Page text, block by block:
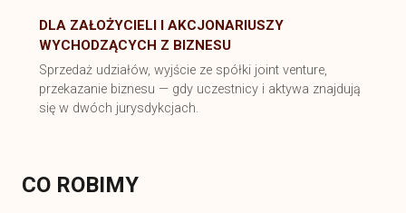
DLA ZAŁOŻYCIELI I AKCJONARIUSZY
WYCHODZĄCYCH Z BIZNESU
Sprzedaż udziałów, wyjście ze spółki joint venture,
przekazanie biznesu — gdy uczestnicy i aktywa znajdują
się w dwóch jurysdykcjach.
CO ROBIMY